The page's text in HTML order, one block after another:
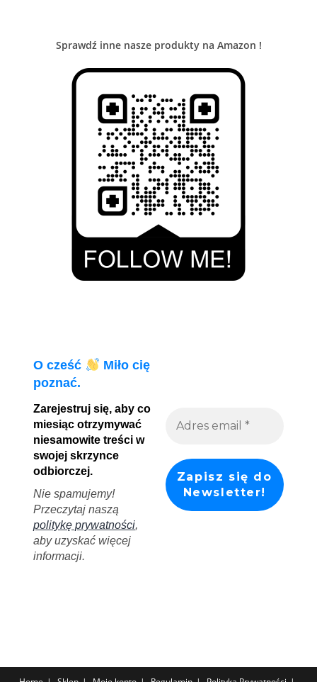
Sprawdź inne nasze produkty na Amazon !
O cześć
Miło cię
poznać.
Zarejestruj się, aby co
miesiąc otrzymywać
niesamowite treści w
swojej skrzynce
odbiorczej.
Nie spamujemy!
Przeczytaj naszą
politykę prywatności,
aby uzyskać więcej
informacji.